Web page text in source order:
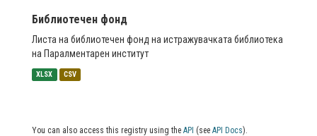
Библиотечен фонд
Листа на библиотечен фонд на истражувачката библиотека
на Паралментарен институт
XLSX CSV
You can also access this registry using the API (see API Docs).